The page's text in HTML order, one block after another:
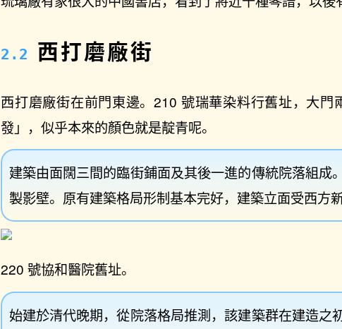
西打磨廠街
西打磨廠街在前門東邊。210 號瑞華染料行舊址，大
發」，似乎本來的顏色就是靛青呢。
建築由面闊三間的臨街鋪面及其後一進的傳統院落組成
製影壁。原有建築格局形制基本完好，建築立面受西方
220 號協和醫院舊址。
始建於清代晚期，從院落格局推測，該建築群在建造之